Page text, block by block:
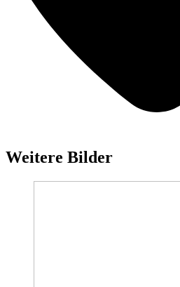
Weitere Bilder